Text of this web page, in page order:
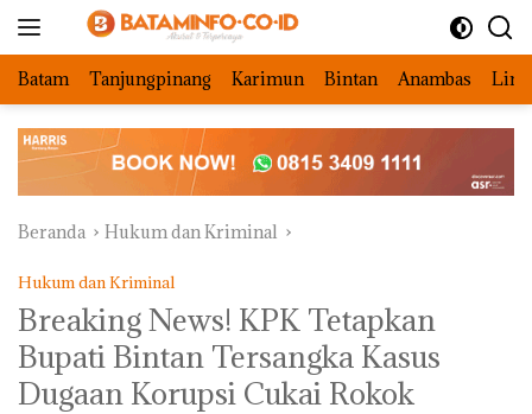
Batam Tanjungpinang Karimun Bintan Anambas
Beranda Hukum dan Kriminal
Hukum dan Kriminal
Breaking News! KPK Tetapkan
Bupati Bintan Tersangka Kasus
Dugaan Korupsi Cukai Rokok